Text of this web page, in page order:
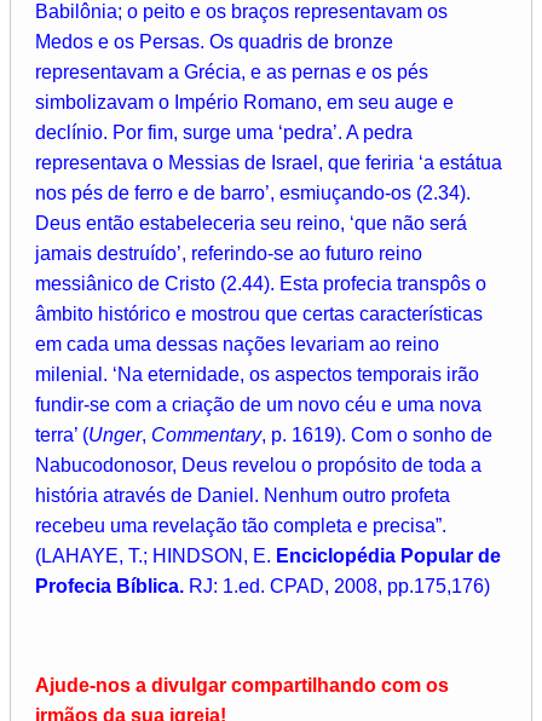
Babilônia; o peito e os braços representavam os
Medos e os Persas. Os quadris de bronze
representavam a Grécia, e as pernas e os pés
simbolizavam o Império Romano, em seu auge e
declínio. Por fim, surge uma ‘pedra’. A pedra
representava o Messias de Israel, que feriria ‘a estátua
nos pés de ferro e de barro’, esmiuçando-os (2.34).
Deus então estabeleceria seu reino, ‘que não será
jamais destruído’, referindo-se ao futuro reino
messiânico de Cristo (2.44). Esta profecia transpôs o
âmbito histórico e mostrou que certas características
em cada uma dessas nações levariam ao reino
milenial. ‘Na eternidade, os aspectos temporais irão
fundir-se com a criação de um novo céu e uma nova
terra’ (Unger, Commentary, p. 1619). Com o sonho de
Nabucodonosor, Deus revelou o propósito de toda a
história através de Daniel. Nenhum outro profeta
recebeu uma revelação tão completa e precisa”.
(LAHAYE, T.; HINDSON, E. Enciclopédia Popular de
Profecia Bíblica. RJ: 1.ed. CPAD, 2008, pp.175,176)
Ajude-nos a divulgar compartilhando com os
irmãos da sua igreja!